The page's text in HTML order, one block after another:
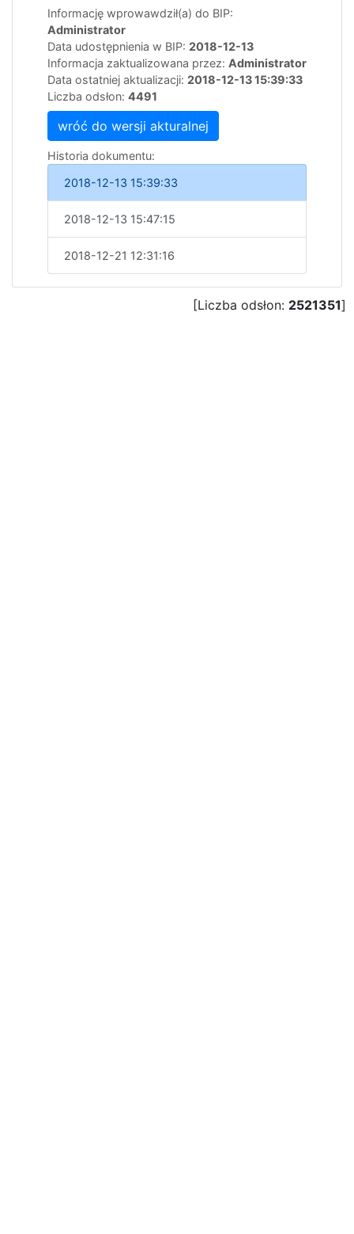
Informację wprowawdził(a) do BIP:
Administrator
Data udostępnienia w BIP: 2018-12-13
Informacja zaktualizowana przez: Administrator
Data ostatniej aktualizacji: 2018-12-13 15:39:33
Liczba odsłon: 4491
wróć do wersji akturalnej
Historia dokumentu:
2018-12-13 15:39:33
2018-12-13 15:47:15
2018-12-21 12:31:16
[Liczba odsłon: 2521351]